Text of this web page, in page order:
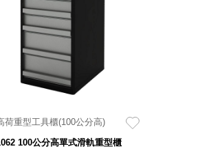
荷重型工具櫃(100公分高)
100公分高單式滑軌重型櫃